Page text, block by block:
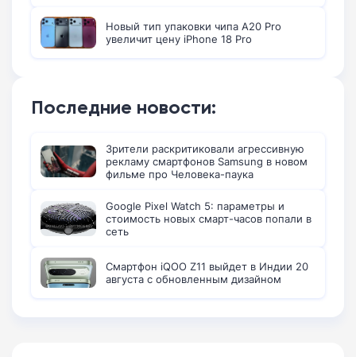
Новый тип упаковки чипа A20 Pro
увеличит цену iPhone 18 Pro
Последние новости:
Зрители раскритиковали агрессивную
рекламу смартфонов Samsung в новом
фильме про Человека-паука
Google Pixel Watch 5: параметры и
стоимость новых смарт-часов попали в
сеть
Смартфон iQOO Z11 выйдет в Индии 20
августа с обновленным дизайном